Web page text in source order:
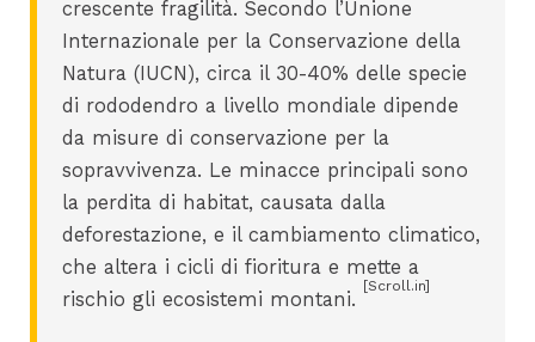
crescente fragilità. Secondo l’Unione
Internazionale per la Conservazione della
Natura (IUCN), circa il 30-40% delle specie
di rododendro a livello mondiale dipende
da misure di conservazione per la
sopravvivenza. Le minacce principali sono
la perdita di habitat, causata dalla
deforestazione, e il cambiamento climatico,
che altera i cicli di fioritura e mette a
rischio gli ecosistemi montani.
[Scroll.in]